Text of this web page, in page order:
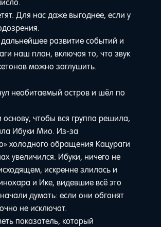
Для нас даже выгоднее, если у
развитие событий и
наш план, включая то, что звук
можно заглушить.
необитаемый остров и шёл по
чтобы вся группа решила,
Ибуки Мио. Из-за
холодного обращения Кацураги
увеличился. Ибуки, ничего не
искренне злилась и
и Ике, видевшие всё это
думать: если они обгонят
не исключат.
показатель, который